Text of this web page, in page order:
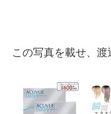
この写真を載せ、渡